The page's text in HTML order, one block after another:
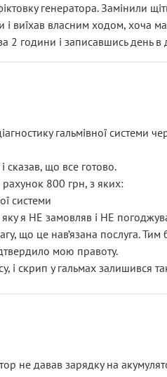
генератора. Замінили
виїхав власним ходом, хоча
2 години і записавшись день в
гальмівної системи
сказав, що все готово.
800 грн, з яких:
системи
я НЕ замовляв і НЕ
що це нав’язана послуга.
мою правоту.
скрип у гальмах залишився
не давав зарядку на